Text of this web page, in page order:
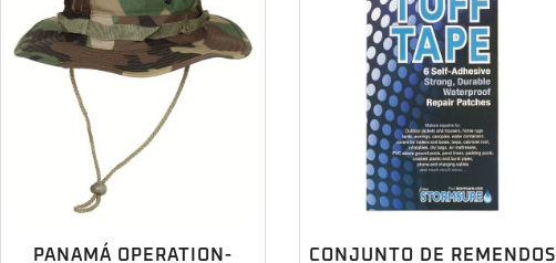
PANAMÁ OPERATION- CONJUNTO DE REMENDOS